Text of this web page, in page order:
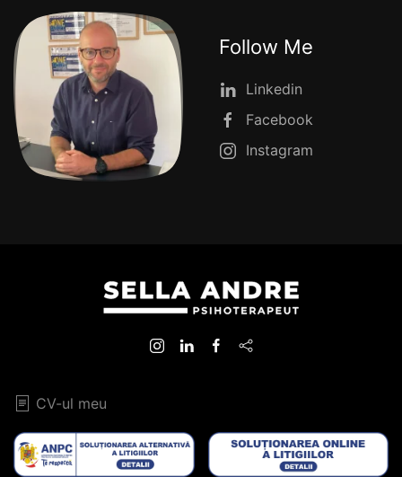
Follow Me
Linkedin
Facebook
Instagram
CV-ul meu